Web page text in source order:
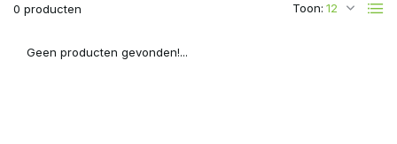
0 producten Toon:
Geen producten gevonden!...